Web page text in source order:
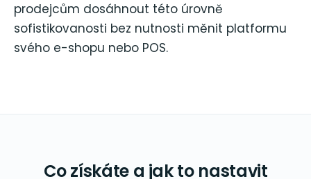
prodejcům dosáhnout této úrovně
sofistikovanosti bez nutnosti měnit platformu
svého e-shopu nebo POS.
Co získáte a jak to nastavit